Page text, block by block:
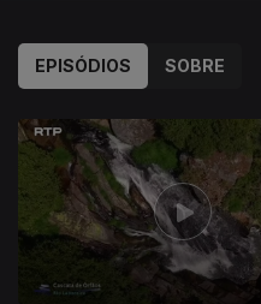
EPISÓDIOS SOBRE
942020